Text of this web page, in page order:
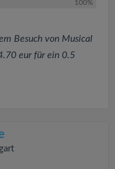
100%
Besuch von Musical
eur für ein 0.5